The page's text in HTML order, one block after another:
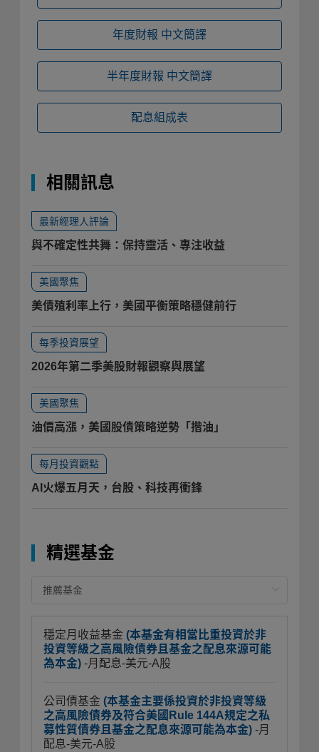
年度財報 中文簡譯
半年度財報 中文簡譯
配息組成表
相關訊息
最新經理人評論
與不確定性共舞：保持靈活、專注收益
美國聚焦
美債殖利率上行，美國平衡策略穩健前行
每季投資展望
2026年第二季美股財報觀察與展望
美國聚焦
油價高漲，美國股債策略逆勢「揩油」
每月投資觀點
AI火爆五月天，台股、科技再衝鋒
精選基金
穩定月收益基金 (本基金有相當比重投資於非
投資等級之高風險債券且基金之配息來源可能
為本金) -月配息-美元-A股
公司債基金 (本基金主要係投資於非投資等級
之高風險債券及符合美國Rule 144A規定之私
募性質債券且基金之配息來源可能為本金) -月
配息-美元-A股